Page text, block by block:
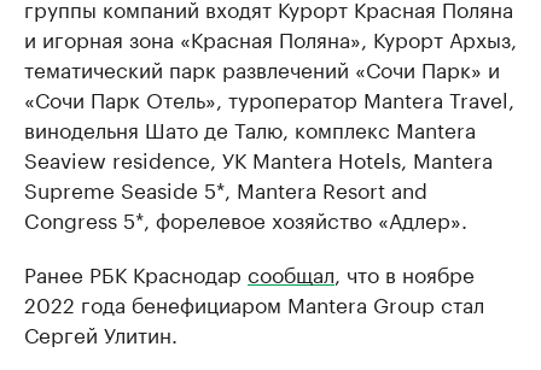
группы компаний входят Курорт Красная Поляна
и игорная зона «Красная Поляна», Курорт Архыз,
тематический парк развлечений «Сочи Парк» и
«Сочи Парк Отель», туроператор Mantera Travel,
винодельня Шато де Талю, комплекс Mantera
Seaview residence, УК Mantera Hotels, Mantera
Supreme Seaside 5*, Mantera Resort and
Congress 5*, форелевое хозяйство «Адлер».
Ранее РБК Краснодар сообщал , что в ноябре
2022 года бенефициаром Mantera Group стал
Сергей Улитин.